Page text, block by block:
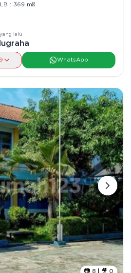
: > Jumlah Lantai : 2 > Luas
: > Carport : 5 mobil > Row Jalan :
Fasilitas Rumah : - Full furniture -
meja makan, kursi makan,
: 19 M ( Nego )
LB : 369 m²
lalu
WhatsApp
📷 8 | 🎥 0